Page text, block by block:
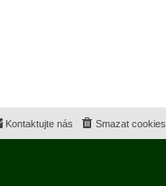
Smazat cookies
Kontaktujte nás